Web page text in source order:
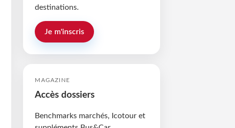
destinations.
Je m'inscris
MAGAZINE
Accès dossiers
Benchmarks marchés, Icotour et